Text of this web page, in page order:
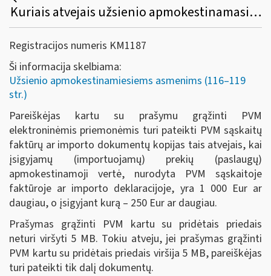
Kuriais atvejais užsienio apmokestinamasis asmuo kartu su prašymu grąžinti Lietuvoje sumokėtą PVM turi pateikti PVM sąskaitų faktūrų ar importo dokumentų kopijas?
Registracijos numeris KM1187
Ši informacija skelbiama:
Užsienio apmokestinamiesiems asmenims (116–119
str.)
Pareiškėjas kartu su prašymu grąžinti PVM
elektroninėmis priemonėmis turi pateikti PVM sąskaitų
faktūrų ar importo dokumentų kopijas tais atvejais, kai
įsigyjamų (importuojamų) prekių (paslaugų)
apmokestinamoji vertė, nurodyta PVM sąskaitoje
faktūroje ar importo deklaracijoje, yra 1 000 Eur ar
daugiau, o įsigyjant kurą – 250 Eur ar daugiau.
Prašymas grąžinti PVM kartu su pridėtais priedais
neturi viršyti 5 MB. Tokiu atveju, jei prašymas grąžinti
PVM kartu su pridėtais priedais viršija 5 MB, pareiškėjas
turi pateikti tik dalį dokumentų.